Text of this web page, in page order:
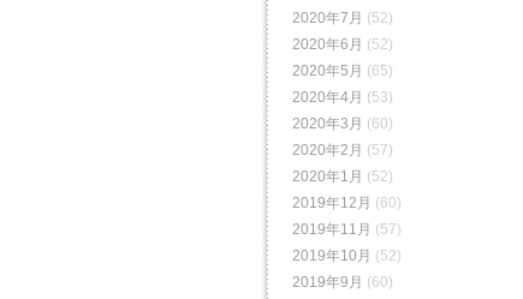
2020年7月 (52)
2020年6月 (52)
2020年5月 (65)
2020年4月 (53)
2020年3月 (60)
2020年2月 (57)
2020年1月 (52)
2019年12月 (60)
2019年11月 (57)
2019年10月 (52)
2019年9月 (60)